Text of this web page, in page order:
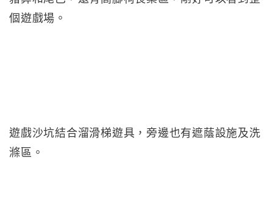
個遊戲場。
遊戲沙坑結合溜滑梯遊具，旁邊也有遮蔭設施及洗
滌區。